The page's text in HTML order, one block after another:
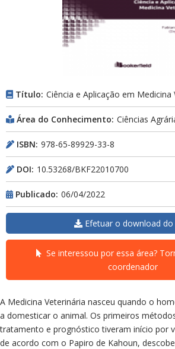
Título: Ciência e Aplicação em Medicina
Área do Conhecimento: Ciências
ISBN: 978-65-89929-33-8
DOI: 10.53268/BKF22010700
Publicado: 06/04/2022
Efetuar o download do
Se interessou por essa área?
coordenador
A Medicina Veterinária nasceu quando o
a domesticar o animal. Os primeiros
tratamento e prognóstico tiveram início por
de acordo com o Papiro de Kahoun,